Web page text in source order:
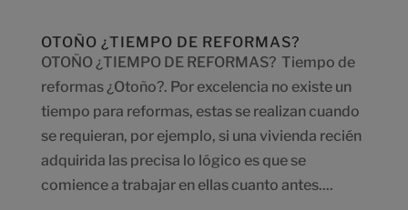
OTOÑO ¿TIEMPO DE REFORMAS?
OTOÑO ¿TIEMPO DE REFORMAS? Tiempo de
reformas ¿Otoño?. Por excelencia no existe un
tiempo para reformas, estas se realizan cuando
se requieran, por ejemplo, si una vivienda recién
adquirida las precisa lo lógico es que se
comience a trabajar en ellas cuanto antes....